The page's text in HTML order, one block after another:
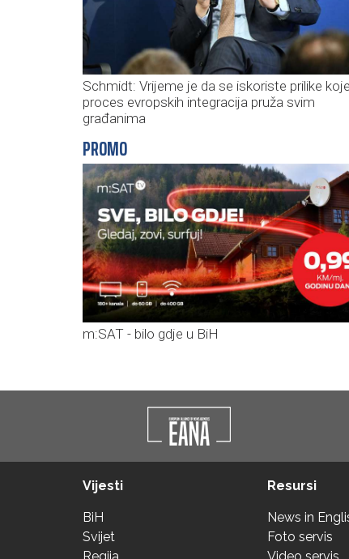
Schmidt: Vrijeme je da se iskoriste prilike koje
proces evropskih integracija pruža svim
građanima
PROMO
m:SAT - bilo gdje u BiH
Vijesti
BiH
Svijet
Resursi
News in
Foto servis